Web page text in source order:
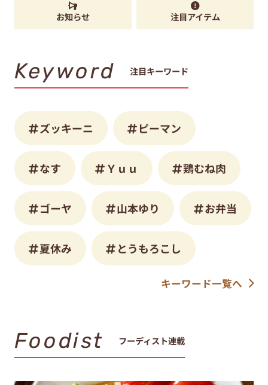
お知らせ 注目アイテム
Keyword 注目キーワード
ズッキーニ ピーマン
なす Ｙｕｕ 鶏むね肉
ゴーヤ 山本ゆり お弁当
夏休み とうもろこし
キーワード一覧へ
Foodist フーディスト連載